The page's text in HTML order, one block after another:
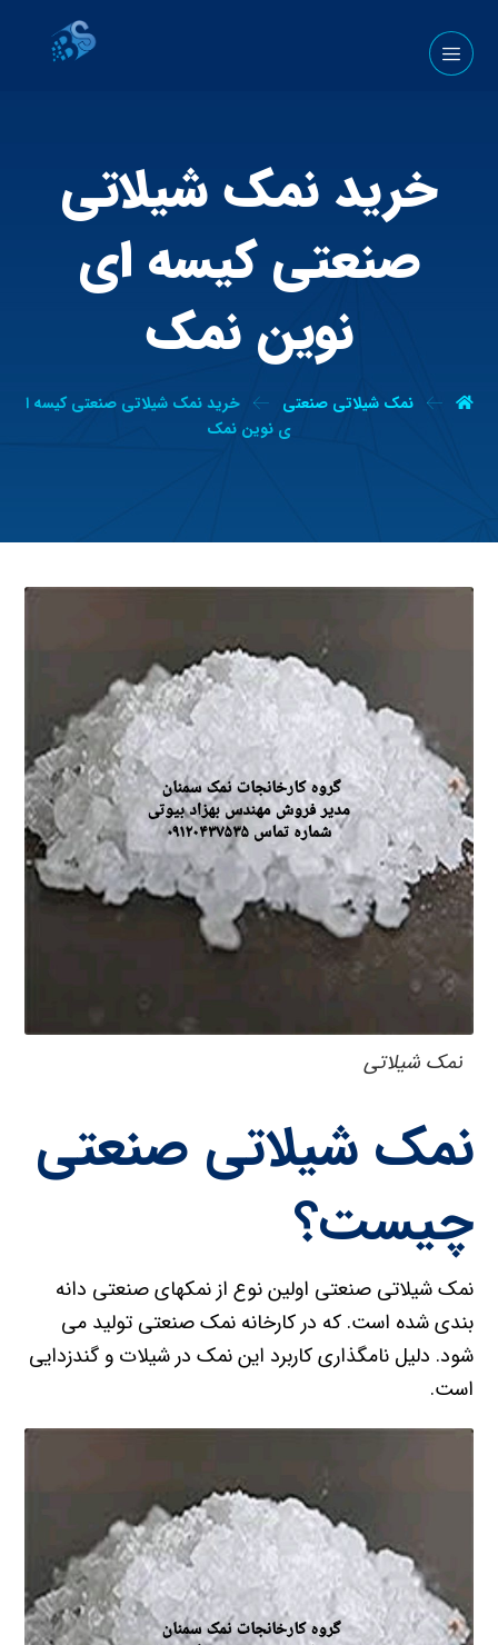
خرید نمک شیلاتی
صنعتی کیسه ای
نوین نمک
نمک شیلاتی صنعتی
خرید نمک شیلاتی صنعتی کیسه ا
ی نوین نمک
نمک شیلاتی
نمک شیلاتی صنعتی
چیست؟
نمک شیلاتی صنعتی اولین نوع از نمکهای صنعتی دانه
بندی شده است. که در کارخانه نمک صنعتی تولید می
شود. دلیل نامگذاری کاربرد این نمک در شیلات و گندزدایی
است.